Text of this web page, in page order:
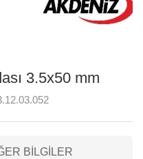
3.5x50 mm
BILGILER